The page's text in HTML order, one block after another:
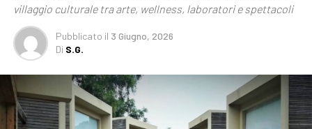
villaggio culturale tra arte, wellness, laboratori e spettacoli
Pubblicato il 3 Giugno, 2026
Di S.G.